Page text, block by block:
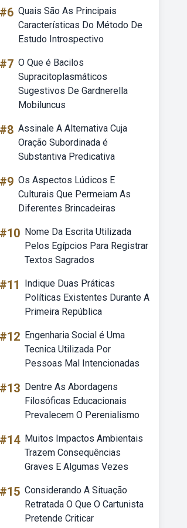
#6 Quais São As Principais
Características Do Método De
Estudo Introspectivo
#7 O Que é Bacilos
Supracitoplasmáticos
Sugestivos De Gardnerella
Mobiluncus
#8 Assinale A Alternativa Cuja
Oração Subordinada é
Substantiva Predicativa
#9 Os Aspectos Lúdicos E
Culturais Que Permeiam As
Diferentes Brincadeiras
#10 Nome Da Escrita Utilizada
Pelos Egípcios Para Registrar
Textos Sagrados
#11
Indique Duas Práticas
Políticas Existentes Durante A
Primeira República
#12 Engenharia Social é Uma
Tecnica Utilizada Por
Pessoas Mal Intencionadas
#13 Dentre As Abordagens
Filosóficas Educacionais
Prevalecem O Perenialismo
#14 Muitos Impactos Ambientais
Trazem Consequências
Graves E Algumas Vezes
#15 Considerando A Situação
Retratada O Que O Cartunista
Pretende Criticar